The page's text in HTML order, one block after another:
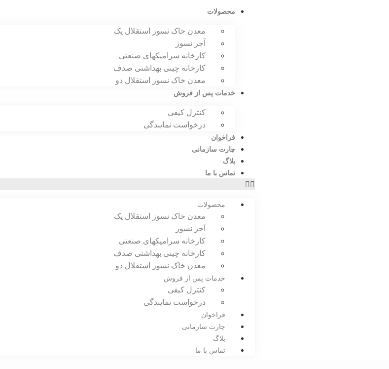
محصولات
معدن خاک نسوز استقلال یک
آجر نسوز
کارخانه سرامیکهای صنعتی
کارخانه چینی بهداشتی صدف
معدن خاک نسوز استقلال دو
خدمات پس از فروش
کنترل کیفی
درخواست نمایندگی
فراخوان
چارت سازمانی
بلاگ
تماس با ما
محصولات
معدن خاک نسوز استقلال یک
آجر نسوز
کارخانه سرامیکهای صنعتی
کارخانه چینی بهداشتی صدف
معدن خاک نسوز استقلال دو
خدمات پس از فروش
کنترل کیفی
درخواست نمایندگی
فراخوان
چارت سازمانی
بلاگ
تماس با ما